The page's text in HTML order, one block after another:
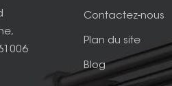
Contactez-nous
Plan du site
Blog